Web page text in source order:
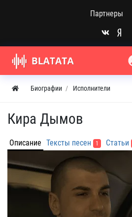
Партнеры
Биографии Исполнители
Кира Дымов
Описание Тексты песен 1 Статьи